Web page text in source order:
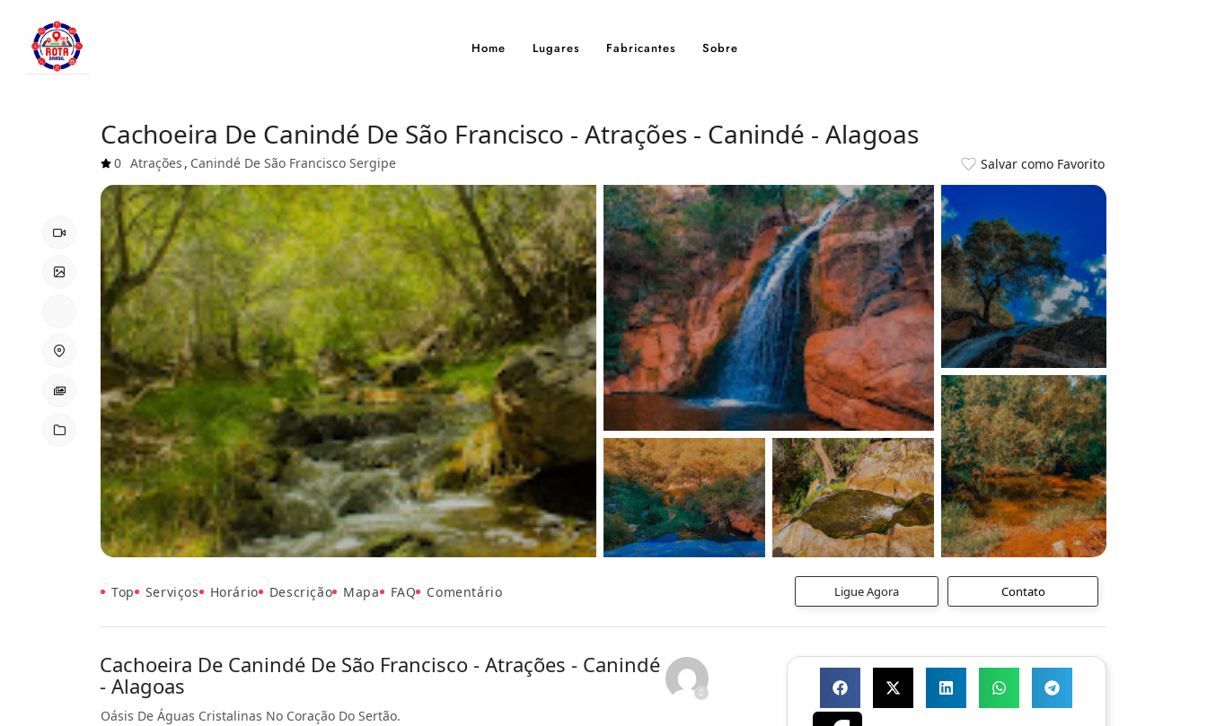
Home Lugares Fabricantes Sobre
Cachoeira De Canindé De São Francisco - Atrações - Canindé - Alagoas
0 Atrações , Canindé De São Francisco Sergipe Salvar como Favorito
Top Serviços Horário Descrição Mapa FAQ Comentário Ligue Agora Contato
Cachoeira De Canindé De São Francisco - Atrações - Canindé
- Alagoas
Oásis De Águas Cristalinas No Coração Do Sertão.